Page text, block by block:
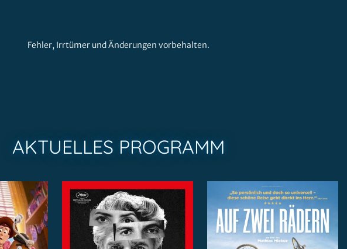
Fehler, Irrtümer und Änderungen vorbehalten.
AKTUELLES PROGRAMM